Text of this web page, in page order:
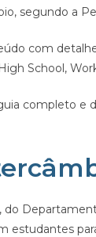
segundo a
com
School,
completo e
, do
estudantes